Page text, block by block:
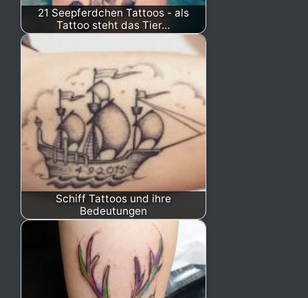
21 Seepferdchen Tattoos - als
Tattoo steht das Tier…
Schiff Tattoos und ihre
Bedeutungen